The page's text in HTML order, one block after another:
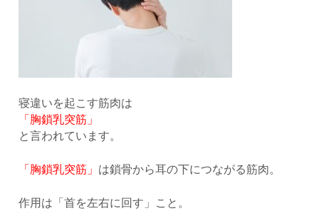
寝違いを起こす筋肉は
「胸鎖乳突筋」
と言われています。
「胸鎖乳突筋」 は鎖骨から耳の下につながる筋肉。
作用は「首を左右に回す」こと。